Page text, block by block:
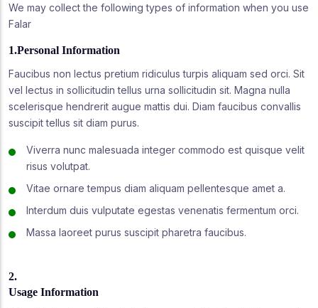
We may collect the following types of information when you use
Falar
1.Personal Information
Faucibus non lectus pretium ridiculus turpis aliquam sed orci. Sit
vel lectus in sollicitudin tellus urna sollicitudin sit. Magna nulla
scelerisque hendrerit augue mattis dui. Diam faucibus convallis
suscipit tellus sit diam purus.
Viverra nunc malesuada integer commodo est quisque velit
risus volutpat.
Vitae ornare tempus diam aliquam pellentesque amet a.
Interdum duis vulputate egestas venenatis fermentum orci.
Massa laoreet purus suscipit pharetra faucibus.
2.
Usage Information